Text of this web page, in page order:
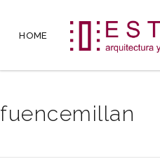
HOME PROYECTOS
fuencemillan